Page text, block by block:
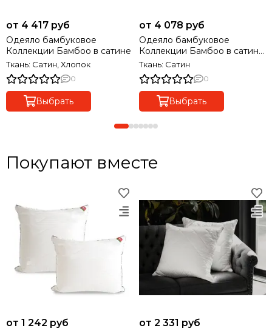
от 4 417 руб
Одеяло бамбуковое
Коллекции Бамбоо в сатине
Ткань: Сатин, Хлопок
0
Выбрать
от 4 078 руб
Одеяло бамбуковое
Коллекции Бамбоо в сатине
легкое
Ткань: Сатин
0
Выбрать
Покупают вместе
от 1 242 руб от 2 331 руб